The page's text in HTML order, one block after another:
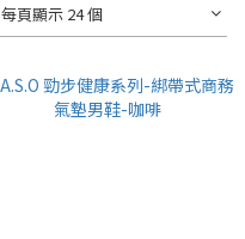
每頁顯示 24 個